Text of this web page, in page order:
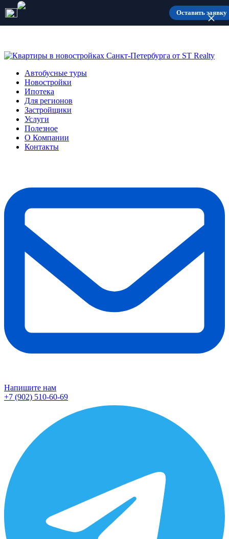
Количество мест ограничено
Автобусные туры
Новостройки
Ипотека
Для регионов
Застройщики
Услуги
Полезное
О Компании
Контакты
Напишите нам
+7 (902) 510-60-69
Оставить заявку